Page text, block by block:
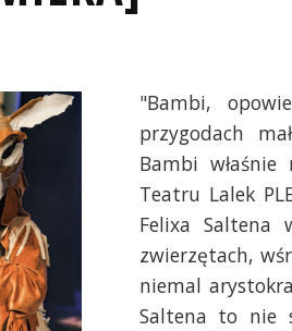
"Bambi,
przygodach
Bambi
Teatru Lalek
Felixa
zwierzętach,
niemal
Saltena to nie